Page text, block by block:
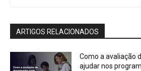
ARTIGOS RELACIONADOS
Como a avaliação
ajudar nos